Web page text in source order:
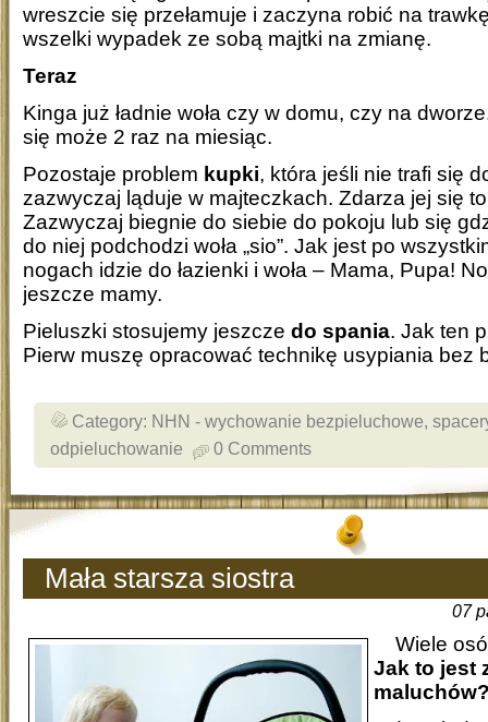
wreszcie się przełamuje i zaczyna robić na
wszelki wypadek ze sobą majtki na zmianę.
Teraz
Kinga już ładnie woła czy w domu, czy na
się może 2 raz na miesiąc.
Pozostaje problem kupki, która jeśli nie trafi się
zazwyczaj ląduje w majteczkach. Zdarza jej się
Zazwyczaj biegnie do siebie do pokoju lub się
do niej podchodzi woła „sio”. Jak jest po
nogach idzie do łazienki i woła – Mama, Pupa!
jeszcze mamy.
Pieluszki stosujemy jeszcze do spania. Jak ten
Pierw muszę opracować technikę usypiania bez
Category: NHN - wychowanie bezpieluchowe,
odpieluchowanie
0 Comments
Mała starsza siostra
07
Wiele
Jak to jest